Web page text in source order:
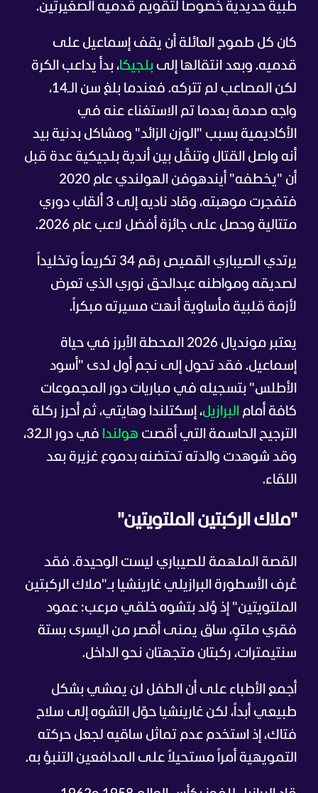
طبية حديدية خصوصا لتقويم قدميه الصغيرتين.
كان كل طموح العائلة أن يقف إسماعيل على
قدميه. وبعد انتقالها إلى بلجيكا، بدأ يداعب الكرة
لكن المصاعب لم تتركه. فعندما بلغ سن الـ14،
واجه صدمة بعدما تم الاستغناء عنه في
الأكاديمية بسبب "الوزن الزائد" ومشاكل بدنية بيد
أنه واصل القتال وتنقّل بين أندية بلجيكية عدة قبل
أن "يخطفه" أيندهوفن الهولندي عام 2020
فتفجرت موهبته، وقاد ناديه إلى 3 ألقاب دوري
متتالية وحصل على جائزة أفضل لاعب عام 2026.
يرتدي الصيباري القميص رقم 34 تكريماً وتخليداً
لصديقه ومواطنه عبدالحق نوري الذي تعرض
لأزمة قلبية مأساوية أنهت مسيرته مبكراً.
يعتبر مونديال 2026 المحطة الأبرز في حياة
إسماعيل. فقد تحول إلى نجم أول لدى "أسود
الأطلس" بتسجيله في مباريات دور المجموعات
كافة أمام البرازيل، إسكتلندا وهايتي، ثم أحرز ركلة
الترجيح الحاسمة التي أقصت هولندا
في دور الـ32،
وقد شوهدت والدته تحتضنه بدموع غزيرة بعد
اللقاء.
"ملاك الركبتين الملتويتين"
القصة الملهمة للصيباري ليست الوحيدة. فقد
عُرف الأسطورة البرازيلي غارينشيا بـ"ملاك الركبتين
الملتويتين" إذ وُلد بتشوه خلقي مرعب: عمود
فقري ملتوٍ، ساق يمنى أقصر من اليسرى بستة
سنتيمترات، ركبتان متجهتان نحو الداخل.
أجمع الأطباء على أن الطفل لن يمشي بشكل
طبيعي أبداً، لكن غارينشيا حوّل التشوه إلى سلاح
فتاك، إذ استخدم عدم تماثل ساقيه لجعل حركته
التمويهية أمراً مستحيلاً على المدافعين التنبؤ به.